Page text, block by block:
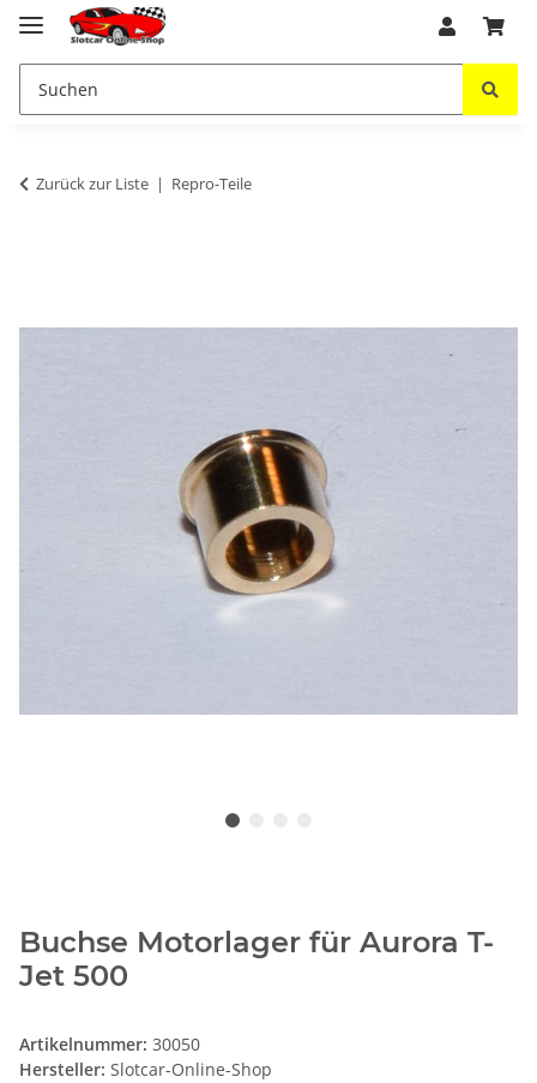
Zurück zur Liste Repro-Teile
Buchse Motorlager für Aurora T-
Jet 500
Artikelnummer: 30050
Hersteller: Slotcar-Online-Shop